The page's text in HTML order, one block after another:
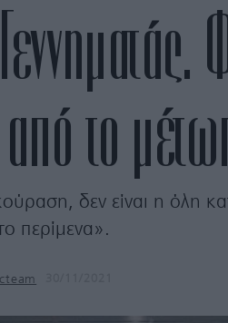
το
δεν είναι η όλη
περίμενα».